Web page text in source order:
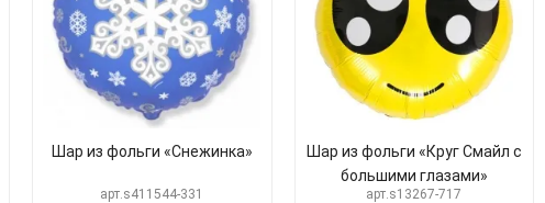
Шар из фольги «Снежинка»
арт.s411544-331
Шар из фольги «Круг Смайл с
большими глазами»
арт.s13267-717